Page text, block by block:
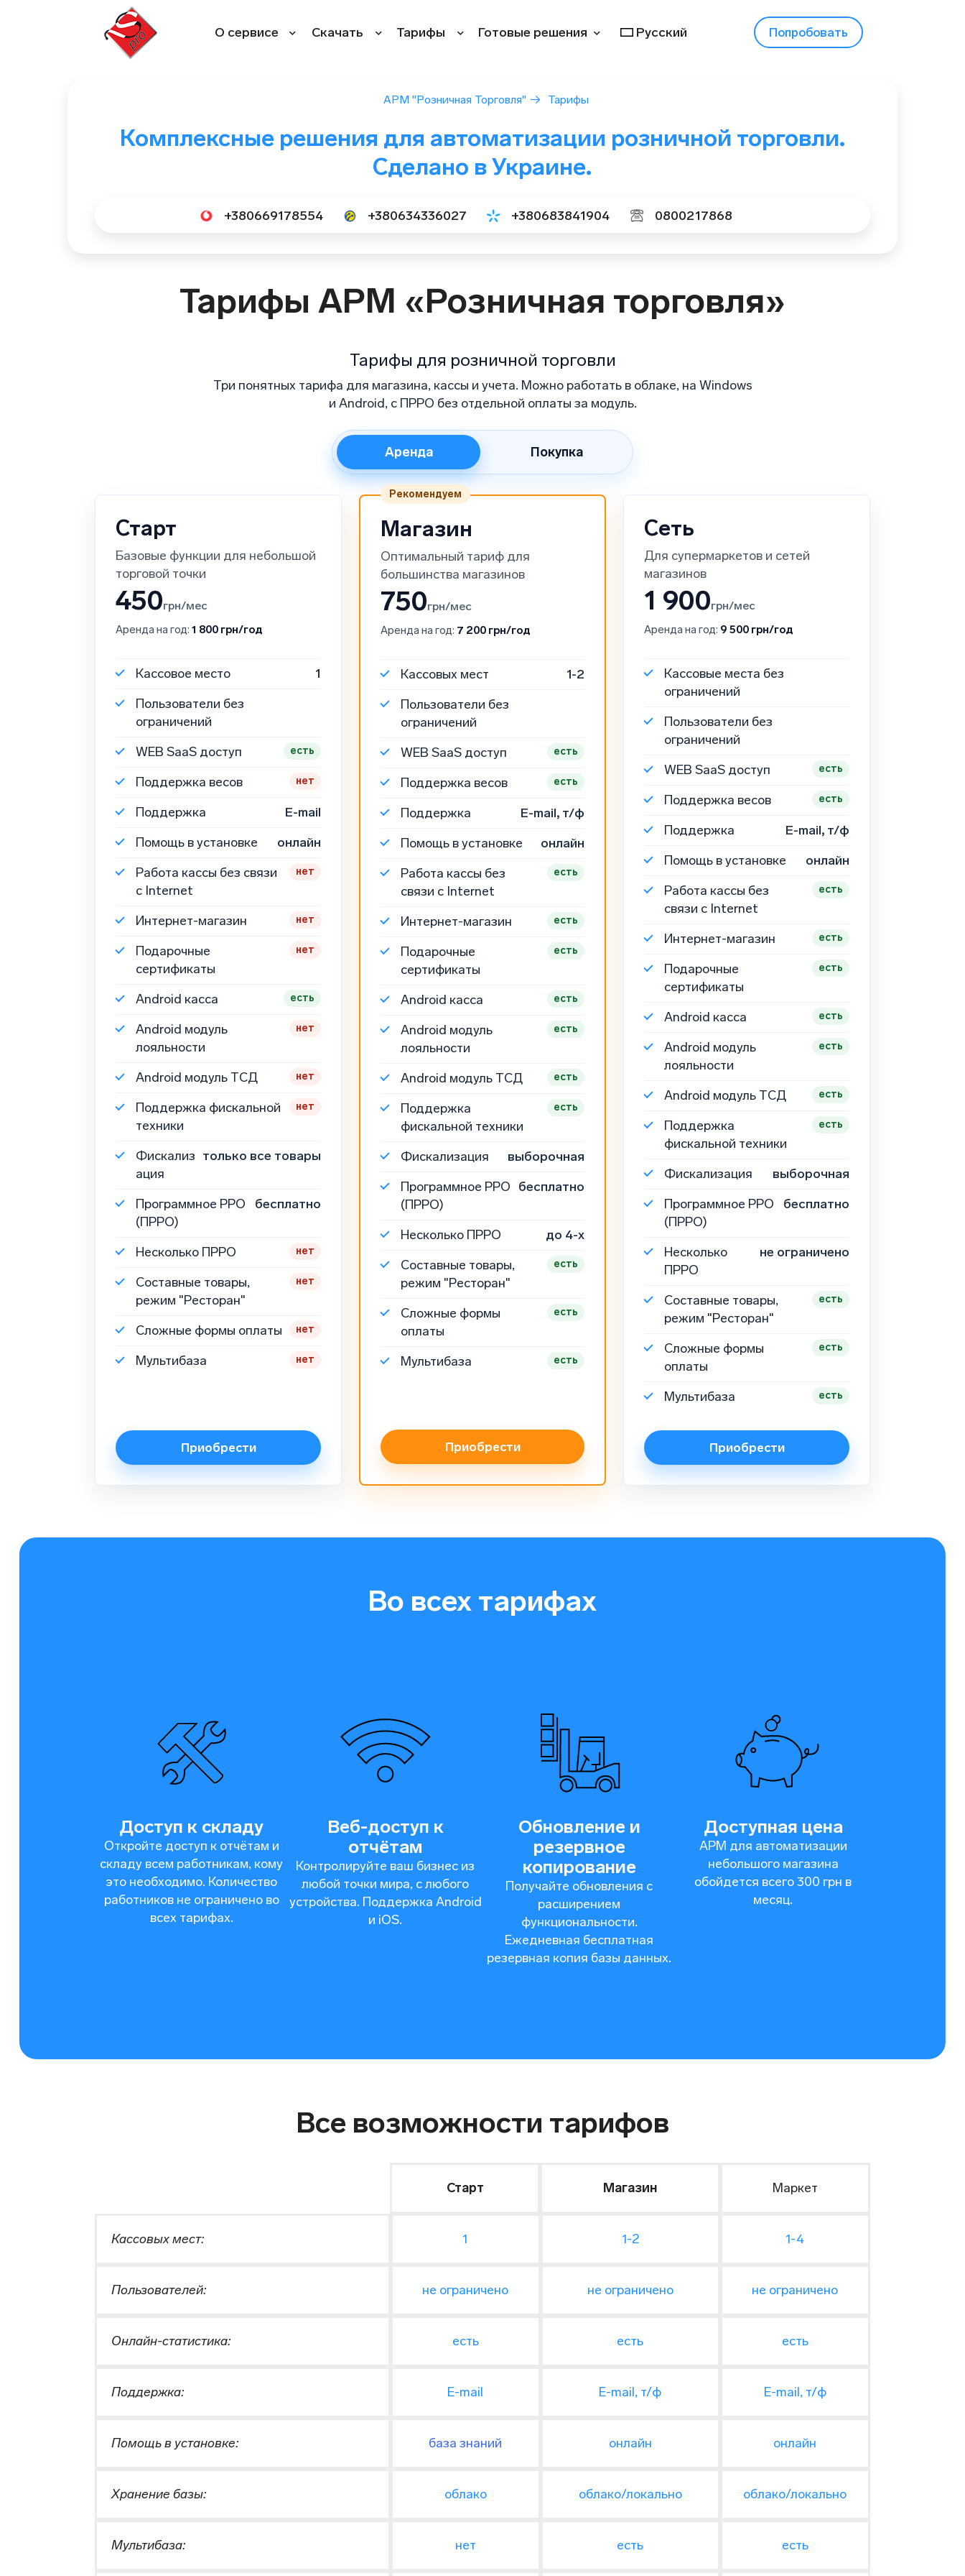
О сервисе Скачать Тарифы Готовые решения Русский Попробовать
АРМ "Розничная Торговля" → Тарифы
Комплексные решения для автоматизации розничной торговли.
Сделано в Украине.
+380669178554 +380634336027 +380683841904 0800217868
Тарифы АРМ «Розничная торговля»
Тарифы для розничной торговли
Три понятных тарифа для магазина, кассы и учета. Можно работать в облаке, на Windows
и Android, с ПРРО без отдельной оплаты за модуль.
Аренда Покупка
Старт
Базовые функции для небольшой
торговой точки
450грн/мес
Аренда на год: 1 800 грн/год
Кассовое место
1
Пользователи без
ограничений
WEB SaaS доступ есть
Поддержка весов нет
Поддержка
E-mail
Помощь в установке
онлайн
Работа кассы без связи
с Internet
нет
Интернет-магазин нет
Подарочные
сертификаты
нет
Android касса есть
Android модуль
лояльности
нет
Android модуль ТСД нет
Поддержка фискальной
техники
нет
Фискализ
ация
только все товары
Программное РРО
(ПРРО)
бесплатно
Несколько ПРРО нет
Составные товары,
режим "Ресторан"
нет
Сложные формы оплаты нет
Мультибаза нет
Приобрести
Рекомендуем
Магазин
Оптимальный тариф для
большинства магазинов
750грн/мес
Аренда на год: 7 200 грн/год
Кассовых мест
1-2
Пользователи без
ограничений
WEB SaaS доступ есть
Поддержка весов есть
Поддержка
E-mail, т/ф
Помощь в установке
онлайн
Работа кассы без
связи с Internet
есть
Интернет-магазин есть
Подарочные
сертификаты
есть
Android касса есть
Android модуль
лояльности
есть
Android модуль ТСД есть
Поддержка
фискальной техники
есть
Фискализация
выборочная
Программное РРО
(ПРРО)
бесплатно
Несколько ПРРО
до 4-х
Составные товары,
режим "Ресторан"
есть
Сложные формы
оплаты
есть
Мультибаза есть
Приобрести
Сеть
Для супермаркетов и сетей
магазинов
1 900грн/мес
Аренда на год: 9 500 грн/год
Кассовые места без
ограничений
Пользователи без
ограничений
WEB SaaS доступ есть
Поддержка весов есть
Поддержка
E-mail, т/ф
Помощь в установке
онлайн
Работа кассы без
связи с Internet
есть
Интернет-магазин есть
Подарочные
сертификаты
есть
Android касса есть
Android модуль
лояльности
есть
Android модуль ТСД есть
Поддержка
фискальной техники
есть
Фискализация
выборочная
Программное РРО
(ПРРО)
бесплатно
Несколько
ПРРО
не ограничено
Составные товары,
режим "Ресторан"
есть
Сложные формы
оплаты
есть
Мультибаза есть
Приобрести
Во всех тарифах
Доступ к складу
Откройте доступ к отчётам и
складу всем работникам, кому
это необходимо. Количество
работников не ограничено во
всех тарифах.
Веб-доступ к
отчётам
Контролируйте ваш бизнес из
любой точки мира, с любого
устройства. Поддержка Android
и iOS.
Обновление и
резервное
копирование
Получайте обновления с
расширением
функциональности.
Ежедневная бесплатная
резервная копия базы данных.
Доступная цена
АРМ для автоматизации
небольшого магазина
обойдется всего 300 грн в
месяц.
Все возможности тарифов
Старт Магазин Маркет
Кассовых мест: 1 1-2 1-4
Пользователей: не ограничено не ограничено не ограничено
Онлайн-статистика: есть есть есть
Поддержка: E-mail E-mail, т/ф E-mail, т/ф
Помощь в установке: база знаний онлайн онлайн
Хранение базы: облако облако/локально облако/локально
Мультибаза: нет есть есть